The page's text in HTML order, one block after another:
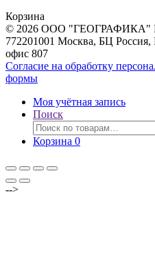
Корзина
© 2026 ООО "ГЕОГРАФИКА"
772201001 Москва, БЦ Россия,
офис 807
Согласие на обработку
формы
Моя учётная запись
Поиск
Искать:
Корзина 0
-->